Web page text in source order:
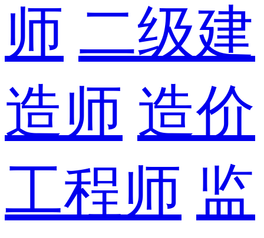
师 二级建
造师 造价
工程师 监